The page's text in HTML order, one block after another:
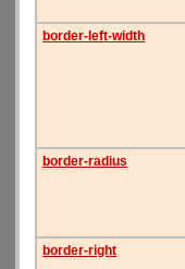
border-left-width
border-radius
border-right